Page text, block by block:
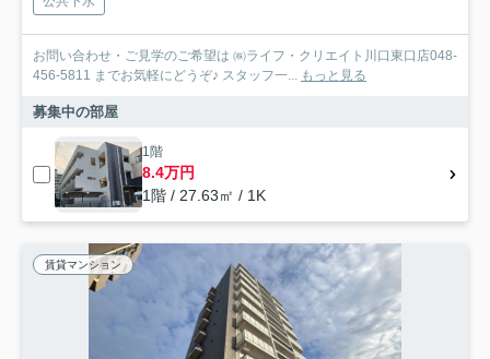
お問い合わせ・ご見学のご希望は ㈱ライフ・クリエイト川口東口店048-
456-5811 までお気軽にどうぞ♪ スタッフ一... もっと見る
募集中の部屋
1階
8.4万円
1階 / 27.63㎡ / 1K
賃貸マンション